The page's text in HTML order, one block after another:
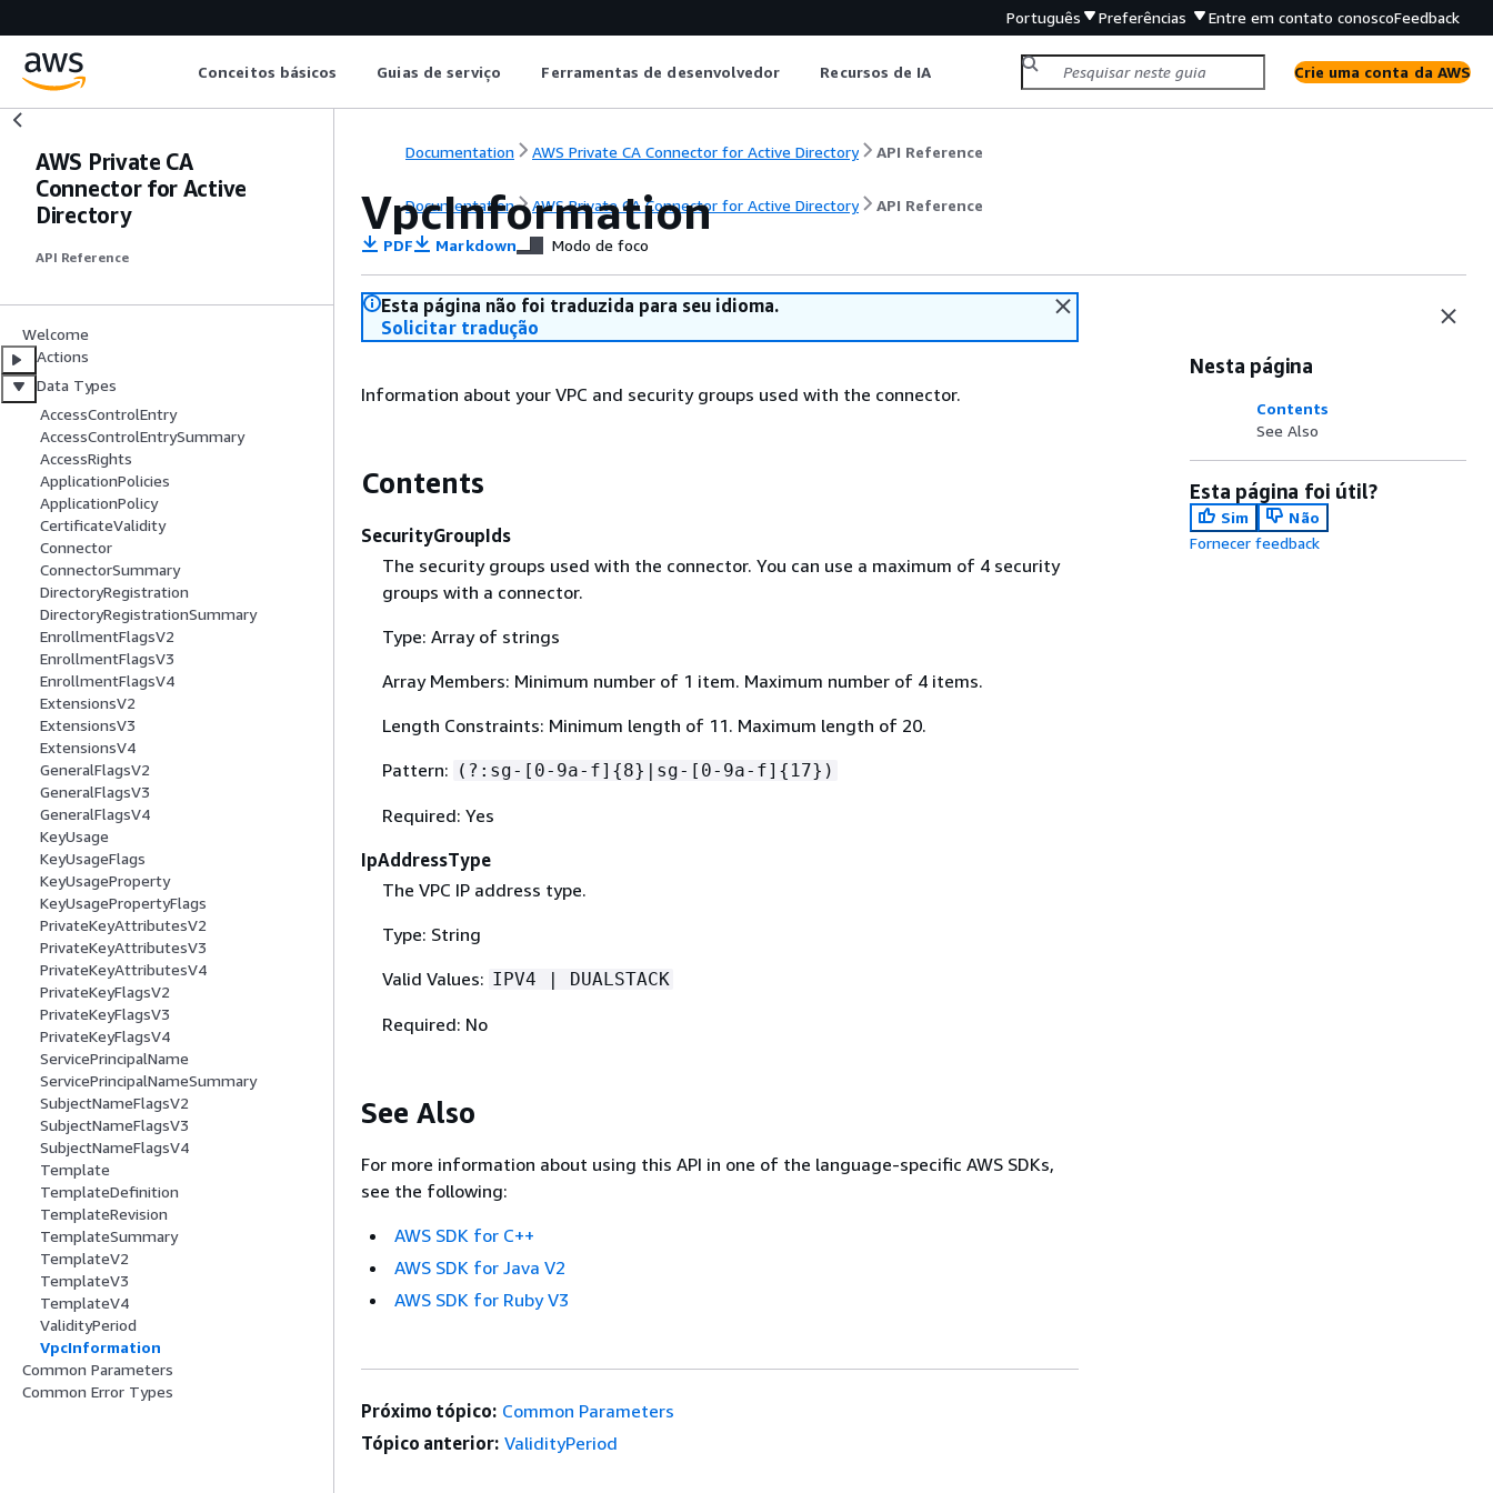
Português Preferências Entre em contato conoscoFeedback
Conceitos básicos Guias de serviço Ferramentas de desenvolvedor Recursos de IA Crie uma conta da AWS
AWS Private CA
Connector for Active
Directory
API Reference
Welcome
Actions
Data Types
AccessControlEntry
AccessControlEntrySummary
AccessRights
ApplicationPolicies
ApplicationPolicy
CertificateValidity
Connector
ConnectorSummary
DirectoryRegistration
DirectoryRegistrationSummary
EnrollmentFlagsV2
EnrollmentFlagsV3
EnrollmentFlagsV4
ExtensionsV2
ExtensionsV3
ExtensionsV4
GeneralFlagsV2
GeneralFlagsV3
GeneralFlagsV4
KeyUsage
KeyUsageFlags
KeyUsageProperty
KeyUsagePropertyFlags
PrivateKeyAttributesV2
PrivateKeyAttributesV3
PrivateKeyAttributesV4
PrivateKeyFlagsV2
PrivateKeyFlagsV3
PrivateKeyFlagsV4
ServicePrincipalName
ServicePrincipalNameSummary
SubjectNameFlagsV2
SubjectNameFlagsV3
SubjectNameFlagsV4
Template
TemplateDefinition
TemplateRevision
TemplateSummary
TemplateV2
TemplateV3
TemplateV4
ValidityPeriod
VpcInformation
Common Parameters
Common Error Types
Documentation AWS Private CA Connector for Active Directory API Reference
Documentation AWS Private CA Connector for Active Directory API Reference
VpcInformation
PDF Markdown Modo de foco
Esta página não foi traduzida para seu idioma.
Solicitar tradução
Information about your VPC and security groups used with the connector.
Contents
SecurityGroupIds
The security groups used with the connector. You can use a maximum of 4 security
groups with a connector.
Type: Array of strings
Array Members: Minimum number of 1 item. Maximum number of 4 items.
Length Constraints: Minimum length of 11. Maximum length of 20.
Pattern: (?:sg-[0-9a-f] {8}|sg-[0-9a-f] { 17})
Required: Yes
IpAddressType
The VPC IP address type.
Type: String
Valid Values: IPV4 | DUALSTACK
Required: No
See Also
For more information about using this API in one of the language-specific AWS SDKs,
see the following:
AWS SDK for C++
AWS SDK for Java V2
AWS SDK for Ruby V3
Nesta página
Contents
See Also
Esta página foi útil?
Sim
Não
Fornecer feedback
Próximo tópico: Common Parameters
Tópico anterior: ValidityPeriod